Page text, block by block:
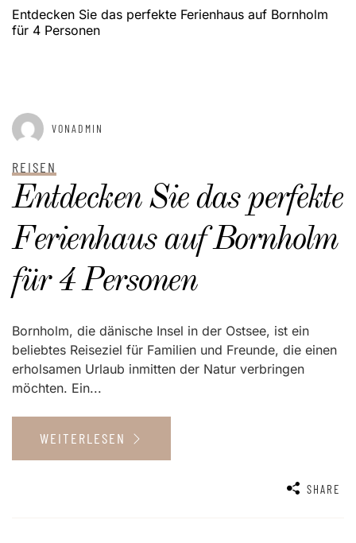
Entdecken Sie das perfekte Ferienhaus auf Bornholm
für 4 Personen
GEPOSTET AM
VONADMIN
REISEN
Entdecken Sie das perfekte
Ferienhaus auf Bornholm
für 4 Personen
Bornholm, die dänische Insel in der Ostsee, ist ein
beliebtes Reiseziel für Familien und Freunde, die einen
erholsamen Urlaub inmitten der Natur verbringen
möchten. Ein...
WEITERLESEN
SHARE